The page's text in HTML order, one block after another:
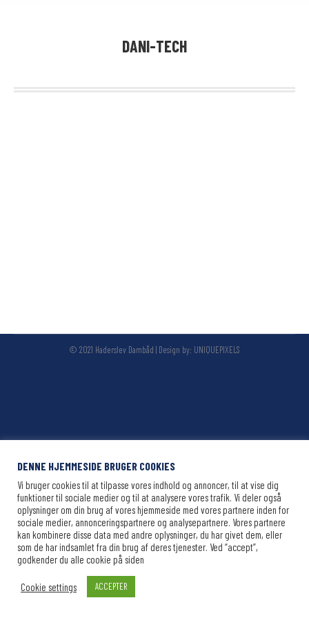
DANI-TECH
© 2021 Haderslev Dambåd | Design by: UNIQUEPIXELS
DENNE HJEMMESIDE BRUGER COOKIES
Vi bruger cookies til at tilpasse vores indhold og annoncer, til at vise dig
funktioner til sociale medier og til at analysere vores trafik. Vi deler også
oplysninger om din brug af vores hjemmeside med vores partnere inden for
sociale medier, annonceringspartnere og analysepartnere. Vores partnere
kan kombinere disse data med andre oplysninger, du har givet dem, eller
som de har indsamlet fra din brug af deres tjenester. Ved “accept”,
godkender du alle cookie på siden
Cookie settings ACCEPTER